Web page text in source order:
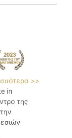
>>
in
της